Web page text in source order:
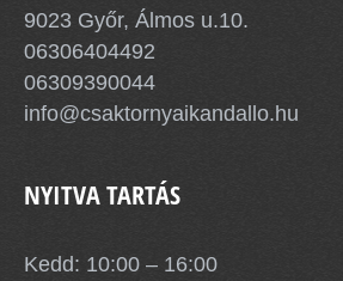
9023 Győr, Álmos u.10.
06306404492
06309390044
info@csaktornyaikandallo.hu
NYITVA TARTÁS
Kedd: 10:00 – 16:00